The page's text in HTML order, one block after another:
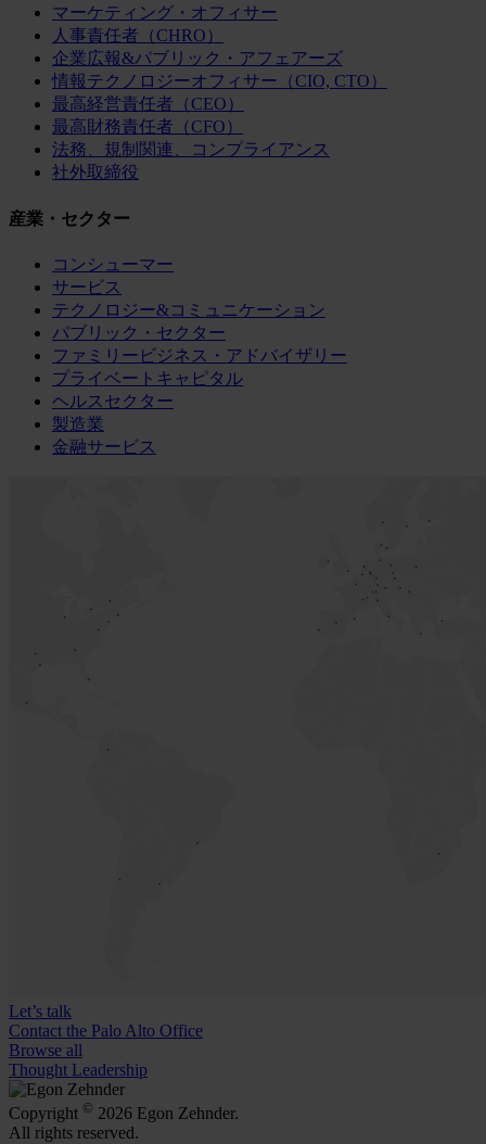
マーケティング・オフィサー
人事責任者（CHRO）
企業広報&パブリック・アフェアーズ
情報テクノロジーオフィサー（CIO, CTO）
最高経営責任者（CEO）
最高財務責任者（CFO）
法務、規制関連、コンプライアンス
社外取締役
産業・セクター
コンシューマー
サービス
テクノロジー&コミュニケーション
パブリック・セクター
ファミリービジネス・アドバイザリー
プライベートキャピタル
ヘルスセクター
製造業
金融サービス
Let’s talk
Contact the Palo Alto Office
Browse all
Thought Leadership
Copyright © 2026 Egon Zehnder.
All rights reserved.